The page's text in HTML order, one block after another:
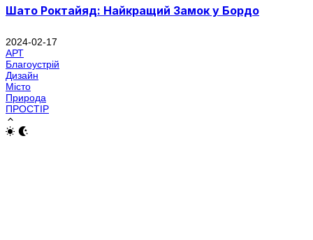
Шато Роктайяд: Найкращий Замок у Бордо
2024-02-17
АРТ
Благоустрій
Дизайн
Місто
Природа
ПРОСТІР